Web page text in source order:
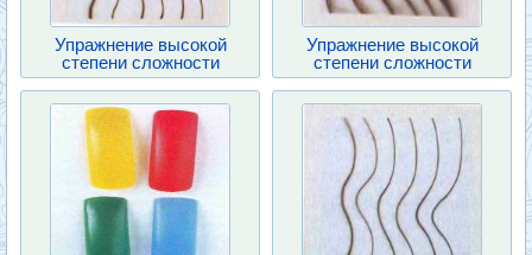
Упражнение высокой
степени сложности
Упражнение высокой
степени сложности